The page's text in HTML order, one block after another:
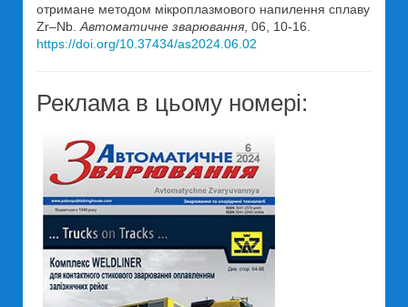
отримане методом мікроплазмового напилення сплаву
Zr–Nb. Автоматичне зварювання , 06, 10-16.
https://doi.org/10.37434/as2024.06.02
Реклама в цьому номері: